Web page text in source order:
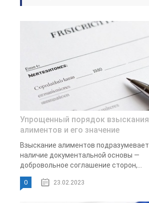
Упрощенный порядок взыскания
алиментов и его значение
Взыскание алиментов подразумевает
наличие документальной основы —
добровольное соглашение сторон,...
0 23.02.2023